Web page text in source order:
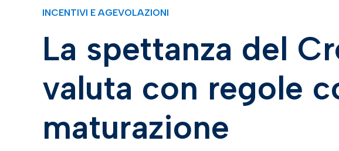
INCENTIVI E AGEVOLAZIONI
La spettanza del
valuta con regole
maturazione